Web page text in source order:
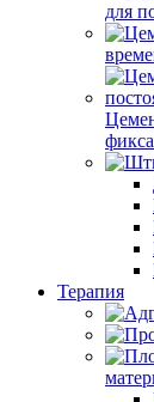
для
Терапия